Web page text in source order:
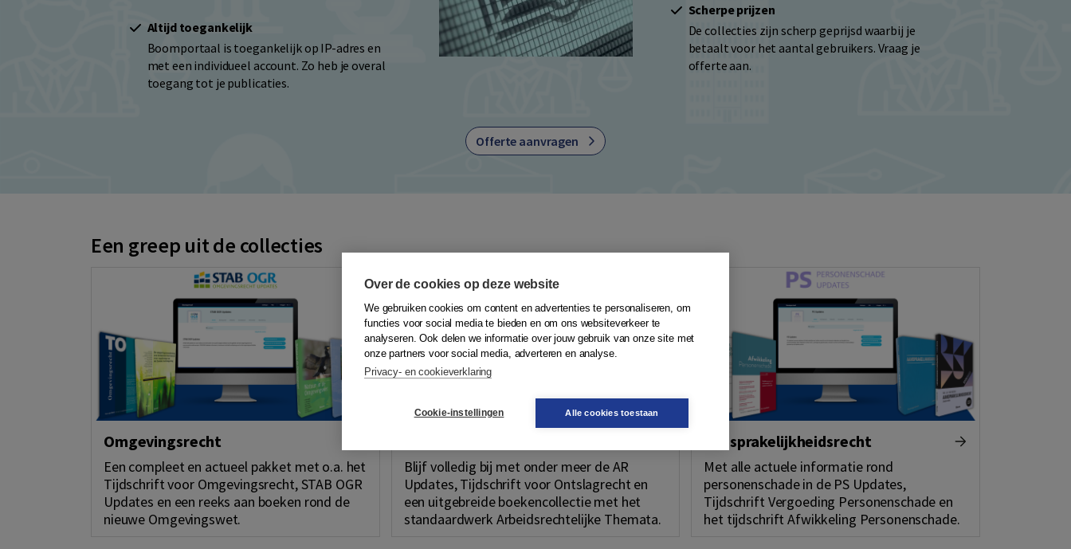
Altijd toegankelijk
Boomportaal is toegankelijk op IP-adres en
met een individueel account. Zo heb je overal
toegang tot je publicaties.
Scherpe prijzen
De collecties zijn scherp geprijsd waarbij je
betaalt voor het aantal gebruikers. Vraag je
offerte aan.
Offerte aanvragen
Een greep uit de collecties
Omgevingsrecht
Een compleet en actueel pakket met o.a. het
Tijdschrift voor Omgevingsrecht, STAB OGR
Updates en een reeks aan boeken rond de
nieuwe Omgevingswet.
Blijf volledig bij met onder meer de AR
Updates, Tijdschrift voor Ontslagrecht en
een uitgebreide boekencollectie met het
standaardwerk Arbeidsrechtelijke Themata.
Aansprakelijkheidsrecht
Met alle actuele informatie rond
personenschade in de PS Updates,
Tijdschrift Vergoeding Personenschade en
het tijdschrift Afwikkeling Personenschade.
Over de cookies op deze website
We gebruiken cookies om content en advertenties te personaliseren, om
functies voor social media te bieden en om ons websiteverkeer te
analyseren. Ook delen we informatie over jouw gebruik van onze site met
onze partners voor social media, adverteren en analyse.
Privacy- en cookieverklaring
Cookie-instellingen Alle cookies toestaan